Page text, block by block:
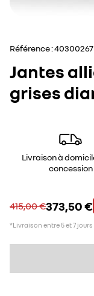
Référence :
Jantes
grises
Livraison à
concession
415,00 €373,50 €
*Livraison entre 5 et 7